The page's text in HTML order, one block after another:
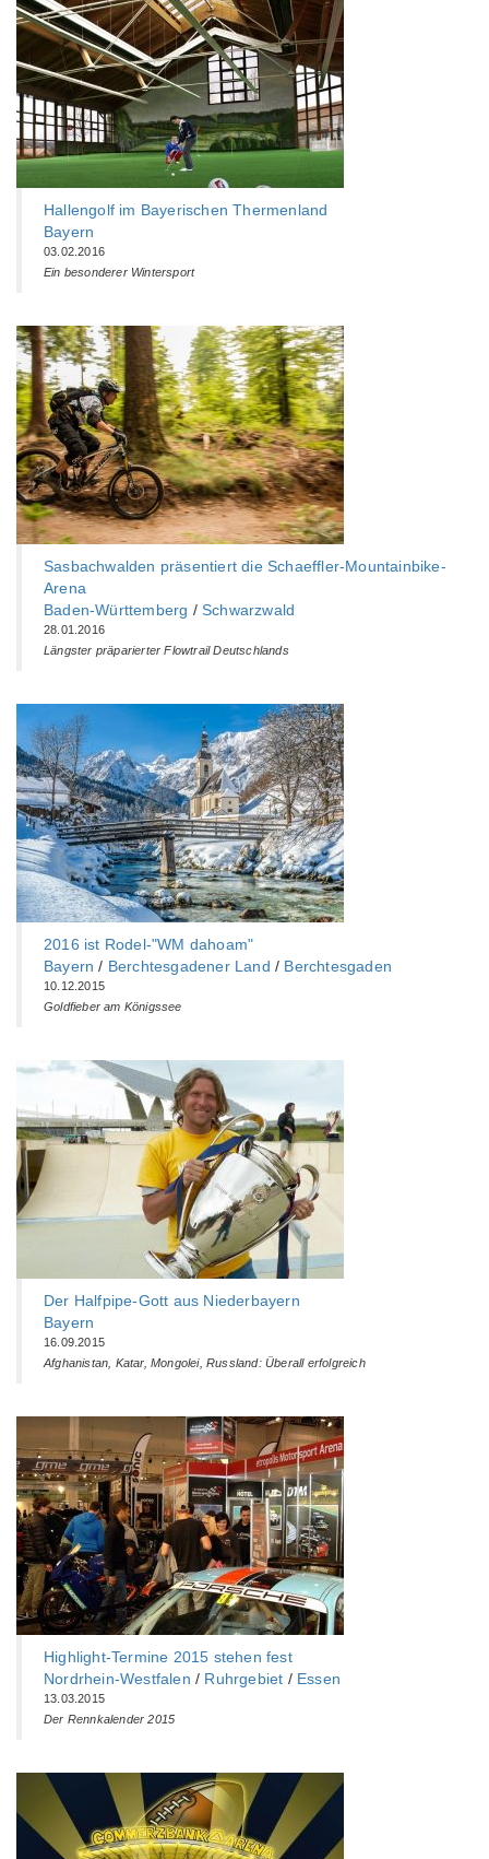
Hallengolf im Bayerischen Thermenland
Bayern
03.02.2016
Ein besonderer Wintersport
Sasbachwalden präsentiert die Schaeffler-Mountainbike-
Arena
Baden-Württemberg‎ /Schwarzwald
28.01.2016
Längster präparierter Flowtrail Deutschlands
2016 ist Rodel-"WM dahoam"
Bayern / Berchtesgadener Land / Berchtesgaden
10.12.2015
Goldfieber am Königssee
Der Halfpipe-Gott aus Niederbayern
Bayern
16.09.2015
Afghanistan, Katar, Mongolei, Russland: Überall erfolgreich
Highlight-Termine 2015 stehen fest
Nordrhein-Westfalen / Ruhrgebiet / Essen
13.03.2015
Der Rennkalender 2015